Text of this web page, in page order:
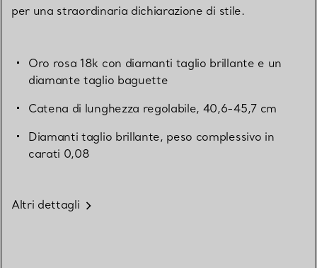
per una straordinaria dichiarazione di stile.
Oro rosa 18k con diamanti taglio brillante e un
diamante taglio baguette
Catena di lunghezza regolabile, 40,6-45,7 cm
Diamanti taglio brillante, peso complessivo in
carati 0,08
Altri dettagli